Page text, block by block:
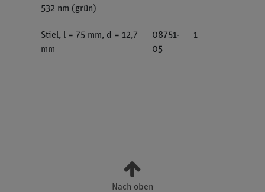
532 nm (grün)
Stiel, l = 75 mm, d = 12,7
mm
08751-
05
1
Nach oben